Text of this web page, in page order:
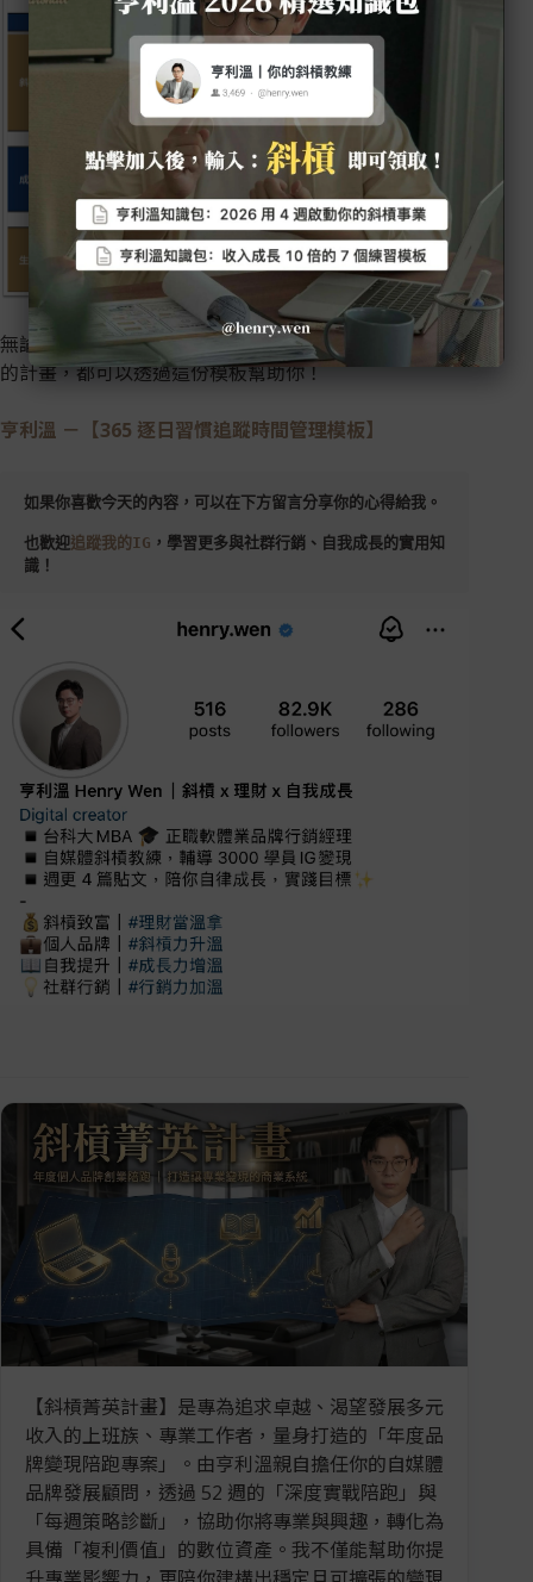
無論你今年想要養成早起習慣，還是去追蹤、實踐其他
的計畫，都可以透過這份模板幫助你！
亨利溫 －【365 逐日習慣追蹤時間管理模板】
如果你喜歡今天的內容，可以在下方留言分享你的心得給我。
也歡迎追蹤我的IG ，學習更多與社群行銷、自我成長的實用知
識！
【斜槓菁英計畫】是專為追求卓越、渴望發展多元
收入的上班族、專業工作者，量身打造的「年度品
牌變現陪跑專案」。由亨利溫親自擔任你的自媒體
品牌發展顧問，透過 52 週的「深度實戰陪跑」與
「每週策略診斷」，協助你將專業與興趣，轉化為
具備「複利價值」的數位資產。我不僅能幫助你提